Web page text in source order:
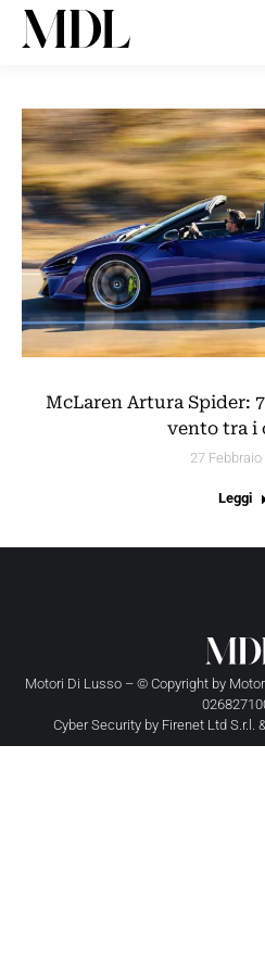
McLaren Artura Spider:
vento tra i
27
Leggi
Motori Di Lusso – © Copyright by
Cyber Security by Firenet Ltd S.r.l.